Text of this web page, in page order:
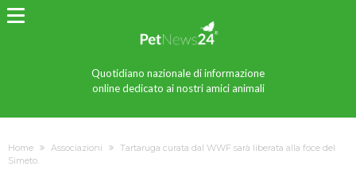
Quotidiano nazionale di informazione
online dedicato ai nostri amici animali
Home Associazioni
Tartaruga curata dal WWF sarà liberata alla foce del
Simeto.